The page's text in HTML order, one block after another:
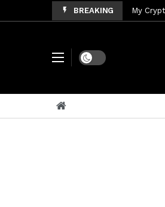
BREAKING My
My
My
Dark mode